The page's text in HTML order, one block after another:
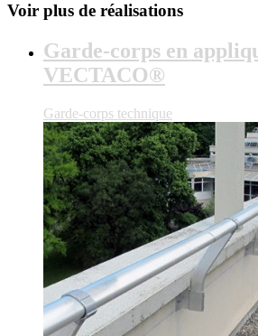
Voir plus de réalisations
Garde-corps en
VECTACO®
Garde-corps technique